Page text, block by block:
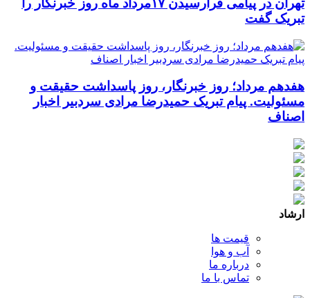
تهران در پیامی فرارسیدن ۱۷مرداد ماه روز خبرنگار را
تبریک گفت
هفدهم مرداد؛ روز خبرنگار، روز پاسداشت حقیقت و
مسئولیت. پیام تبریک حمیدرضا مرادی سردبیر اخبار
اصناف
ارشاد
قیمت ها
آب و هوا
درباره ما
تماس با ما